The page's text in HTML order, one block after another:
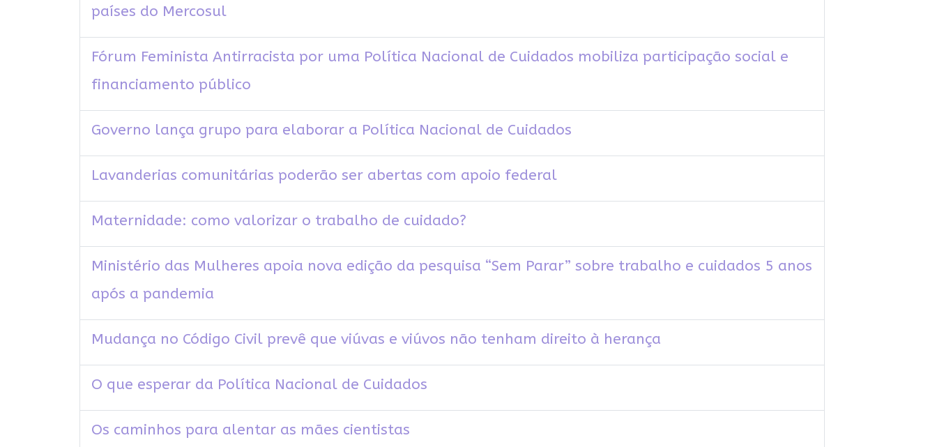
países do Mercosul
Fórum Feminista Antirracista por uma Política Nacional de Cuidados mobiliza participação social e
financiamento público
Governo lança grupo para elaborar a Política Nacional de Cuidados
Lavanderias comunitárias poderão ser abertas com apoio federal
Maternidade: como valorizar o trabalho de cuidado?
Ministério das Mulheres apoia nova edição da pesquisa “Sem Parar” sobre trabalho e cuidados 5 anos
após a pandemia
Mudança no Código Civil prevê que viúvas e viúvos não tenham direito à herança
O que esperar da Política Nacional de Cuidados
Os caminhos para alentar as mães cientistas